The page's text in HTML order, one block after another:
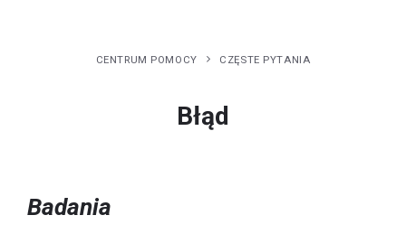
CENTRUM POMOCY CZĘSTE PYTANIA
Błąd
Badania